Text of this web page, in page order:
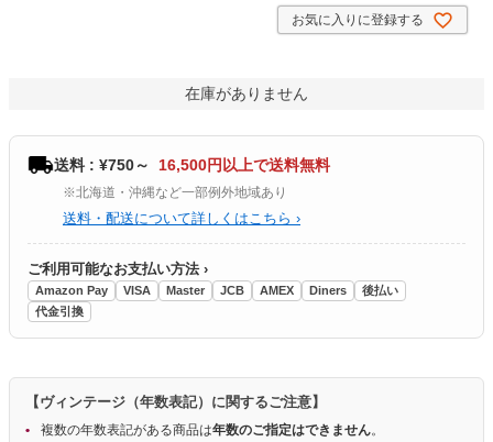
お気に入りに登録する
在庫がありません
送料 : ¥750～ 16,500円以上で送料無料
※北海道・沖縄など一部例外地域あり
送料・配送について詳しくはこちら ›
ご利用可能なお支払い方法 ›
Amazon Pay VISA Master JCB AMEX Diners
後払い
代金引換
【ヴィンテージ（年数表記）に関するご注意】
複数の年数表記がある商品は年数のご指定はできません。